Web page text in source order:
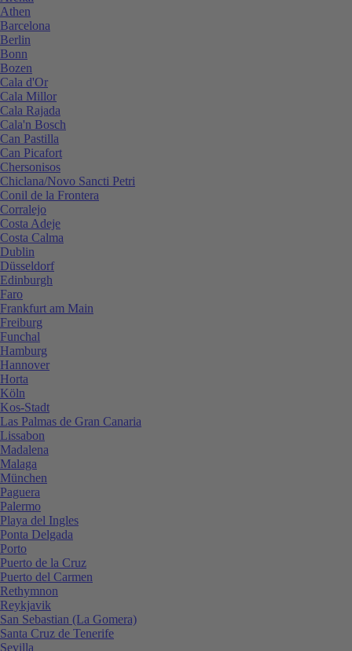
Athen
Barcelona
Berlin
Bonn
Bozen
Cala d'Or
Cala Millor
Cala Rajada
Cala'n Bosch
Can Pastilla
Can Picafort
Chersonisos
Chiclana/Novo Sancti Petri
Conil de la Frontera
Corralejo
Costa Adeje
Costa Calma
Dublin
Düsseldorf
Edinburgh
Faro
Frankfurt am Main
Freiburg
Funchal
Hamburg
Hannover
Horta
Köln
Kos-Stadt
Las Palmas de Gran Canaria
Lissabon
Madalena
Malaga
München
Paguera
Palermo
Playa del Ingles
Ponta Delgada
Porto
Puerto de la Cruz
Puerto del Carmen
Rethymnon
Reykjavik
San Sebastian (La Gomera)
Santa Cruz de Tenerife
Sevilla